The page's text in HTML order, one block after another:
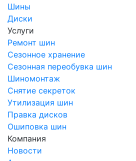
Шины
Диски
Услуги
Ремонт шин
Сезонное хранение
Сезонная переобувка шин
Шиномонтаж
Снятие секреток
Утилизация шин
Правка дисков
Ошиповка шин
Компания
Новости